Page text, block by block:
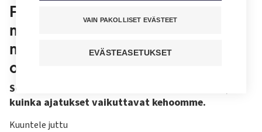
Fysioterapiasta ponnistava
menetelmä yhdistää kehon ja
mielen – ”Kelpaat sellaisena kuin
olet”
SomeBody-menetelmä opettaa tunnistamaan,
kuinka ajatukset vaikuttavat kehoomme.
Kuuntele juttu
VAIN PAKOLLISET EVÄSTEET
EVÄSTEASETUKSET